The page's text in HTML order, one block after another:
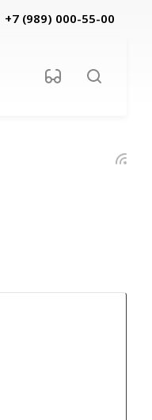
+7 (989) 000-55-00